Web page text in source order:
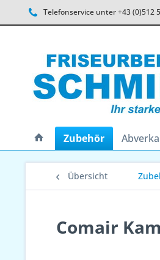
Telefonservice unter +43 (0)512
Zubehör
Übersicht
Comair